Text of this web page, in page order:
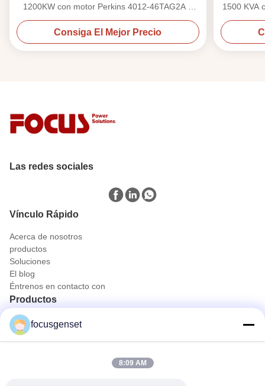
1200KW con motor Perkins 4012-46TAG2A a
1500 rpm
Consiga El Mejor Precio
1500 KVA
Las redes sociales
Vínculo Rápido
Acerca de nosotros
productos
Soluciones
El blog
Éntrenos en contacto con
Productos
Conjunto de generador diesel de Cummins
Conjunto de generadores diesel de Perkins
Grupo electrógeno de primera potencia
Genset para el diesel industrial
focusgenset
8:09 AM